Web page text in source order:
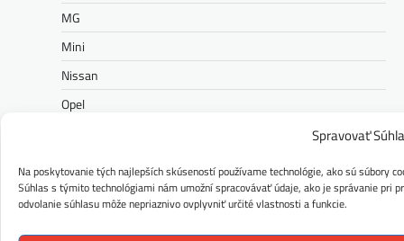
Spravovať
Na poskytovanie tých najlepších skúseností používame technológie, ako sú súbory
Súhlas s týmito technológiami nám umožní spracovávať údaje, ako je správanie pri
odvolanie súhlasu môže nepriaznivo ovplyvniť určité vlastnosti a funkcie.
MG
Mini
Nissan
Opel
Porsche